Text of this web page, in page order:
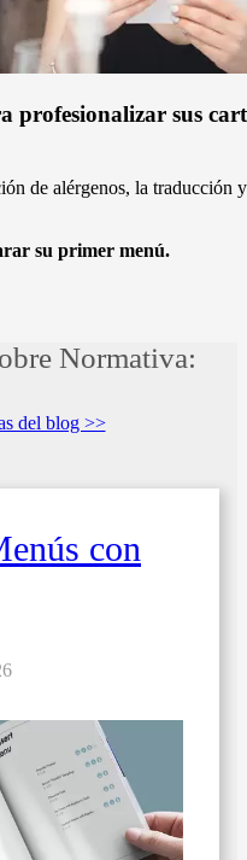
profesionalizar sus
de alérgenos, la traducción
su primer menú.
Normativa:
del blog >>
con